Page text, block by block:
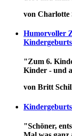
von Charlotte
Humorvoller
"Zum 6.
Kinder - und
von Britt
"Schöner,